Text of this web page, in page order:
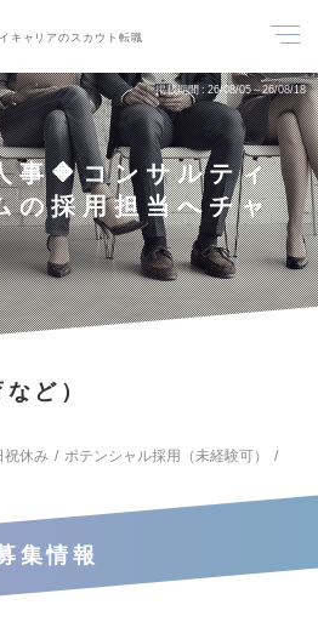
キャリアのスカウト転職
掲載期間 26/08/05～26/08/18
事🔶コンサルティ
の採用担当へチャ
ど）
祝休み
ポテンシャル採用（未経験可）
集情報